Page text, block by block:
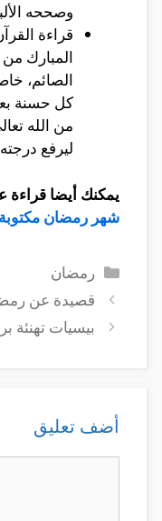
وصححه
قراءة
المبارك من
الصائم،
كل حسنة
من الله
ليرفع
يمكنك أيضا قراءة
شهر رمضان مكتوبة
التصنيفات
رمضان
قصيدة عن
بيسيات تهنئة
أضف تعليق